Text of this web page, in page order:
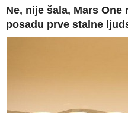
Ne, nije šala, Mars
posadu prve stalne